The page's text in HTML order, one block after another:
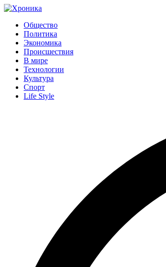
Общество
Политика
Экономика
Происшествия
В мире
Технологии
Культура
Спорт
Life Style